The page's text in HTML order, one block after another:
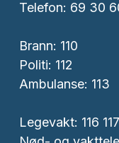
Telefon: 69 30
Brann: 110
Politi: 112
Ambulanse: 113
Legevakt: 116 117